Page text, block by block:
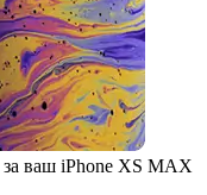
за ваш iPhone XS MAX